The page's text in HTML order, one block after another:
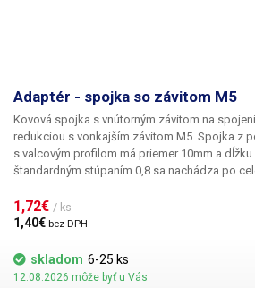
Adaptér - spojka so závitom M5
Kovová spojka s vnútorným závitom na
redukciou s vonkajším závitom M5. Spojka z
s valcovým profilom má priemer 10mm a
štandardným stúpaním 0,8 sa nachádza po
1,72€ / ks
1,40€ bez DPH
skladom 6-25 ks
12.08.2026 môže byť u Vás